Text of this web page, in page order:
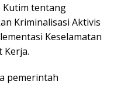
Kutim tentang
Kriminalisasi Aktivis
Keselamatan
Kerja.
pemerintah